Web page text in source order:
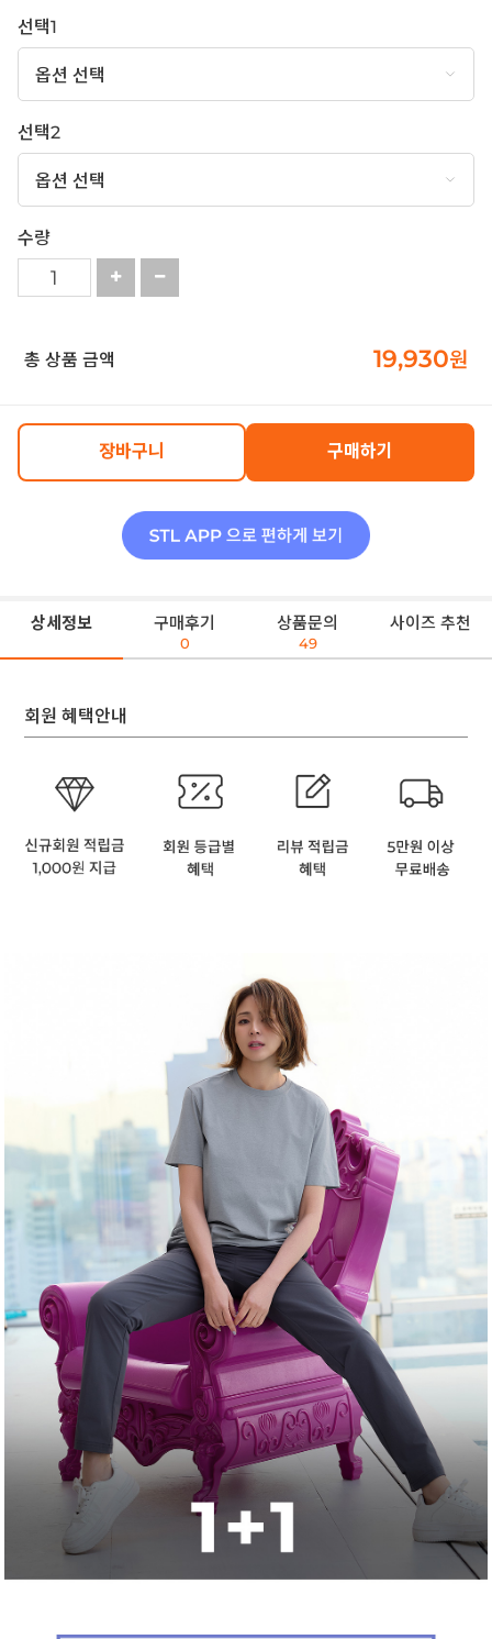
선택1
선택2
수량
총 상품 금액 19,930원
장바구니 구매하기
상세정보 구매후기
0
상품문의
49
사이즈 추천
회원 혜택안내